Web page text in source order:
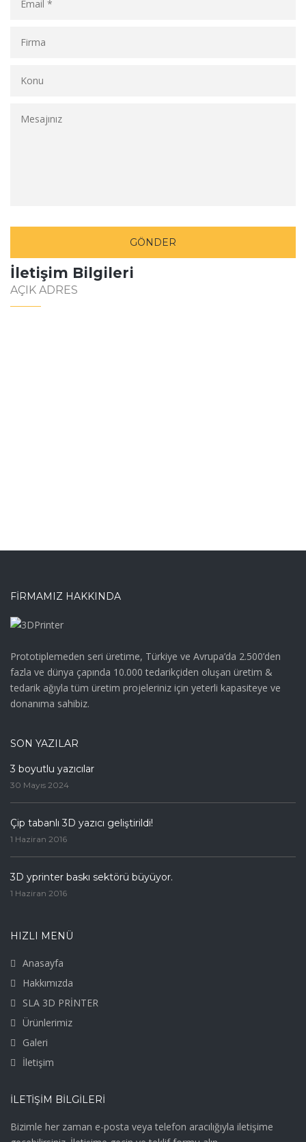
İletişim Bilgileri
AÇIK ADRES
FIRMAMIZ HAKKINDA
Prototiplemeden seri üretime, Türkiye ve Avrupa’da 2.500’den
fazla ve dünya çapında 10.000 tedarikçiden oluşan üretim &
tedarik ağıyla tüm üretim projeleriniz için yeterli kapasiteye ve
donanıma sahibiz.
SON YAZILAR
3 boyutlu yazıcılar
30 Mayıs 2024
Çip tabanlı 3D yazıcı geliştirildi!
1 Haziran 2016
3D yprinter baskı sektörü büyüyor.
1 Haziran 2016
HIZLI MENÜ
Anasayfa
Hakkımızda
SLA 3D PRİNTER
Ürünlerimiz
Galeri
İletişim
İLETIŞIM BILGILERI
Bizimle her zaman e-posta veya telefon aracılığıyla iletişime